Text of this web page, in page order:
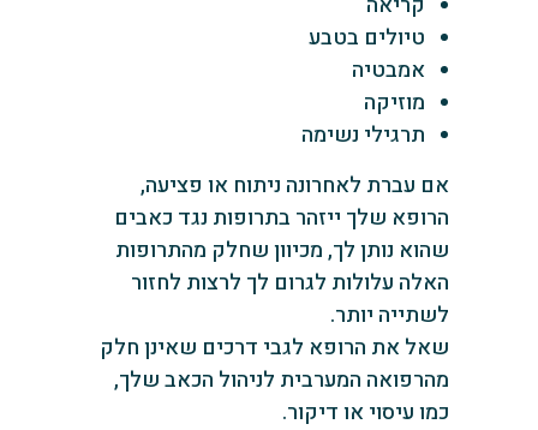
טיולים בטבע
אמבטיה
מוזיקה
תרגילי נשימה
אם עברת לאחרונה ניתוח או פציעה,
הרופא שלך ייזהר בתרופות נגד כאבים
שהוא נותן לך, מכיוון שחלק מהתרופות
האלה עלולות לגרום לך לרצות לחזור
לשתייה יותר.
שאל את הרופא לגבי דרכים שאינן חלק
מהרפואה המערבית לניהול הכאב שלך,
כמו עיסוי או דיקור.